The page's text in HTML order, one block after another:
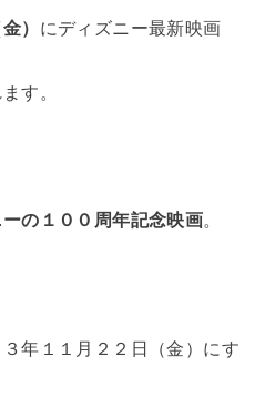
） にディズニー最新映画
す。
の１００周年記念映画。
年１１月２２日（金）にす